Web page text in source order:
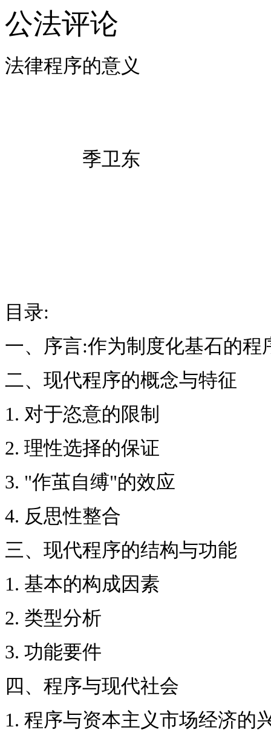
公法评论
法律程
季卫
目录:
一、序言:作为制度化基石的程
二、现代程序的概念与特征
1. 对于恣意的限制
2. 理性选择的保证
3. "作茧自缚"的效应
4. 反思性整合
三、现代程序的结构与功能
1. 基本的构成因素
2. 类型分析
3. 功能要件
四、程序与现代社会
1. 程序与资本主义市场经济的